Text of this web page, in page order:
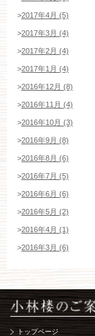
>2017年4月 (5)
>2017年3月 (4)
>2017年2月 (4)
>2017年1月 (4)
>2016年12月 (8)
>2016年11月 (4)
>2016年10月 (3)
>2016年9月 (8)
>2016年8月 (6)
>2016年7月 (5)
>2016年6月 (6)
>2016年5月 (2)
>2016年4月 (1)
>2016年3月 (6)
トップページ